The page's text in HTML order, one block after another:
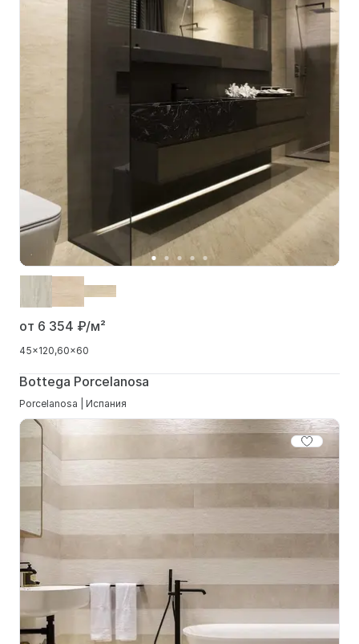
от 6 354 ₽/м²
45x120 60x60
Bottega Porcelanosa
Porcelanosa | Испания